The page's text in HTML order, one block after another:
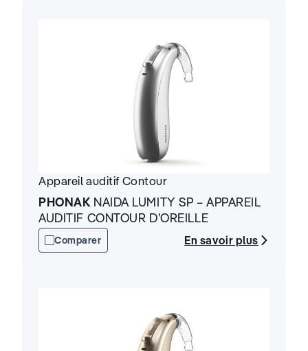
Appareil auditifContour
PHONAK NAIDA LUMITY SP – APPAREIL
AUDITIF CONTOUR D’OREILLE
Comparer En savoir plus